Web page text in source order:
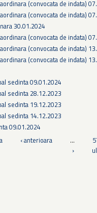
(convocata de indata)
(convocata de indata)
30.01.2024
(convocata de indata)
(convocata de indata)
(convocata de indata)
sedinta 09.01.2024
sedinta 28.12.2023
sedinta 19.12.2023
sedinta 14.12.2023
09.01.2024
‹ anterioara …
›